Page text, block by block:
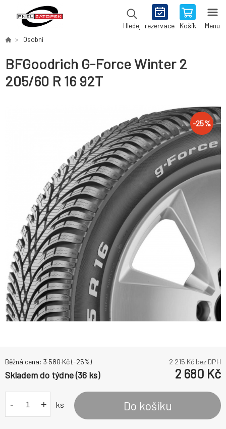
Hledej rezervace Košík Menu
Osobní
BFGoodrich G-Force Winter 2
205/60 R 16 92T
-25%
Běžná cena: 3 580Kč(-25%) 2 215 Kč bez DPH
Skladem do týdne (36 ks) 2 680 Kč
- + ks Do košíku